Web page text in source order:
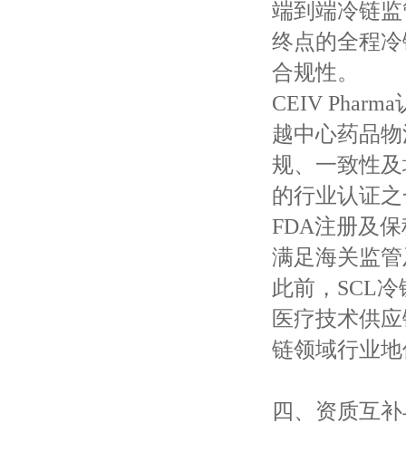
端到端冷链监
终点的全程
合规性。
CEIV
越中心药品
规、一致性
的行业认证
FDA注册及
满足海关监
此前，SCL
医疗技术供
链领域行业
四、资质互